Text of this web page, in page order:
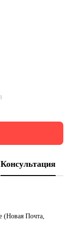
Консультация
(Новая Почта,